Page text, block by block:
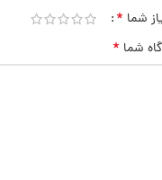
شما *
شما *